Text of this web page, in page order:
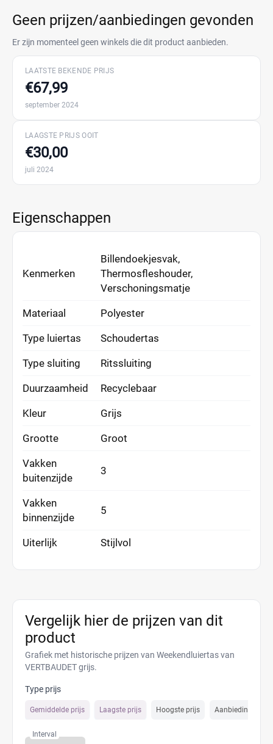
Geen prijzen/aanbiedingen gevonden
Er zijn momenteel geen winkels die dit product aanbieden.
LAATSTE BEKENDE PRIJS
€67,99
september 2024
LAAGSTE PRIJS OOIT
€30,00
juli 2024
Eigenschappen
Kenmerken
Billendoekjesvak,
Thermosfleshouder,
Verschoningsmatje
Materiaal Polyester
Type luiertas Schoudertas
Type sluiting Ritssluiting
Duurzaamheid Recyclebaar
Kleur Grijs
Grootte Groot
Vakken
buitenzijde
3
Vakken
binnenzijde
5
Uiterlijk Stijlvol
Vergelijk hier de prijzen van dit
product
Grafiek met historische prijzen van Weekendluiertas van
VERTBAUDET grijs.
Type prijs
Gemiddelde prijs Laagste prijs Hoogste prijs Aanbiedings prijs
Interval